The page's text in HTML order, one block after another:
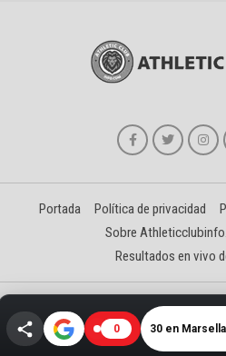
Portada Política de privacidad
Sobre
Resultados en vivo
Creado y gestionado por
0 30 en Marsella